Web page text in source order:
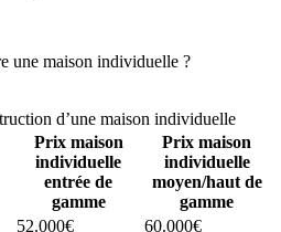
une maison individuelle ?
d’une maison individuelle
Prix maison
individuelle
entrée de
gamme
Prix maison
individuelle
moyen/haut de
gamme
52.000€
60.000€